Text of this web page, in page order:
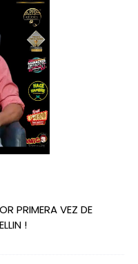
PRIMERA VEZ DE
!